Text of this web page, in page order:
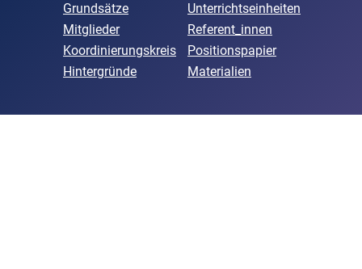
Grundsätze
Unterrichtseinheiten
Mitglieder
Referent_innen
Koordinierungskreis
Positionspapier
Hintergründe
Materialien